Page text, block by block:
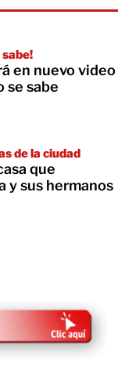
sabe!
en nuevo video
se sabe
de la ciudad
que
y sus hermanos